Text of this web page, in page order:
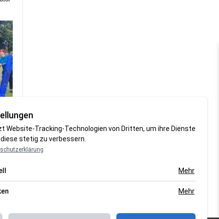
Website-Tracking-Technologien von Dritten, um ihre Dienste
stetig zu verbessern.
Mehr
Mehr